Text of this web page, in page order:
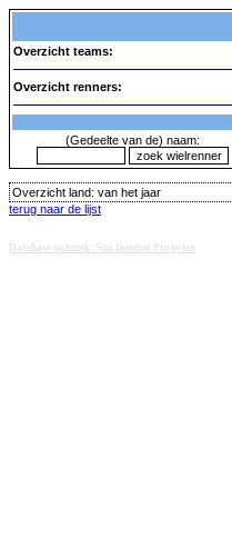
Overzicht teams:
Overzicht renners:
(Gedeelte van de) naam:
Overzicht land: van het jaar
terug naar de lijst
Database techniek: Sini Internet Projecten